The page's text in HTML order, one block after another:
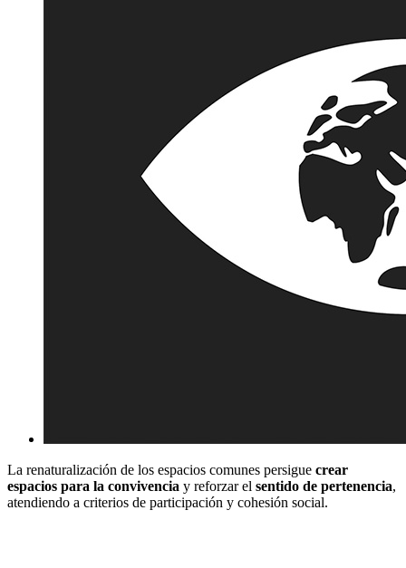
La renaturalización de los espacios comunes persigue crear
espacios para la convivencia y reforzar el sentido de pertenencia,
atendiendo a criterios de participación y cohesión social.